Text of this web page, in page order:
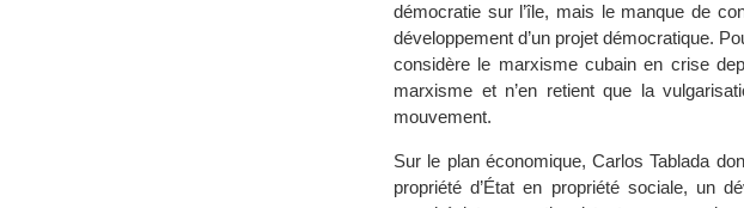
démocratie sur l’île, mais le manque de
développement d’un projet démocratique.
considère le marxisme cubain en crise
marxisme et n’en retient que la
mouvement.
Sur le plan économique, Carlos Tablada
propriété d’État en propriété sociale, un